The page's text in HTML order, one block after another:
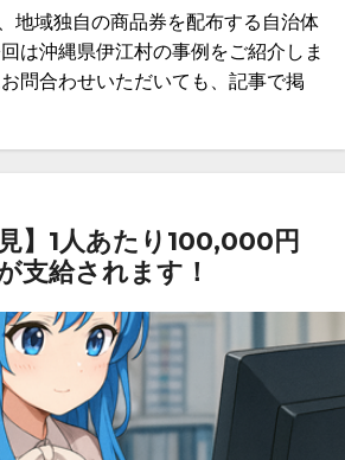
地域独自の商品券を配布する自治体
は沖縄県伊江村の事例をご紹介しま
問合わせいただいても、記事で掲
】1人あたり100,000円
支給されます！